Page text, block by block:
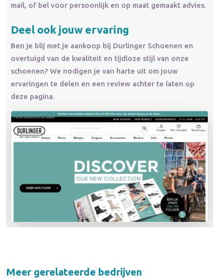
mail, of bel voor persoonlijk en op maat gemaakt advies.
Deel ook jouw ervaring
Ben je blij met je aankoop bij Durlinger Schoenen en
overtuigd van de kwaliteit en tijdloze stijl van onze
schoenen? We nodigen je van harte uit om jouw
ervaringen te delen en een review achter te laten op
deze pagina.
Meer gerelateerde bedrijven